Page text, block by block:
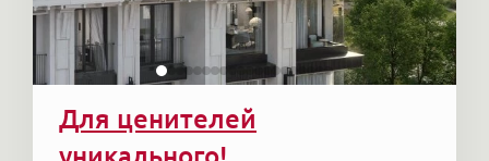
Для ценителей